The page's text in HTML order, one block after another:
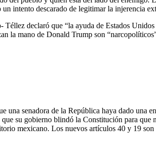
intento descarado de legitimar la injerencia
declaró que “la ayuda de Estados
la mano de Donald Trump son
una senadora de la República haya dado
su gobierno blindó la Constitución para
mexicano. Los nuevos artículos 40 y 19